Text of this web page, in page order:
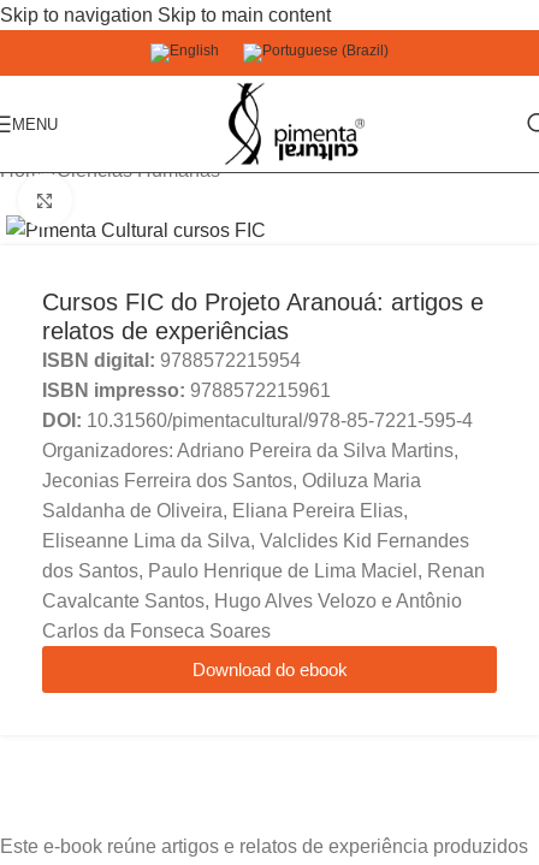
Skip to navigation Skip to main content
MENU
Home/Ciências Humanas
Cursos FIC do Projeto Aranouá: artigos e
relatos de experiências
ISBN digital: 9788572215954
ISBN impresso: 9788572215961
DOI: 10.31560/pimentacultural/978-85-7221-595-4
Organizadores: Adriano Pereira da Silva Martins,
Jeconias Ferreira dos Santos, Odiluza Maria
Saldanha de Oliveira, Eliana Pereira Elias,
Eliseanne Lima da Silva, Valclides Kid Fernandes
dos Santos, Paulo Henrique de Lima Maciel, Renan
Cavalcante Santos, Hugo Alves Velozo e Antônio
Carlos da Fonseca Soares
Download do ebook
Este e-book reúne artigos e relatos de experiência produzidos